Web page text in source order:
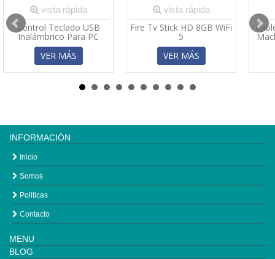
vista rápida
Control Teclado USB
Inalámbrico Para PC
Windows Android
VER MÁS
vista rápida
Fire Tv Stick HD 8GB WiFi
5
VER MÁS
INFORMACIÓN
Inicio
Somos
Politicas
Contacto
MENU
BLOG